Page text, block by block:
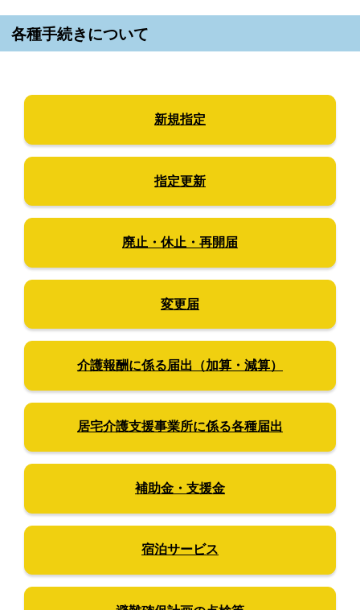
各種手続きについて
新規指定
指定更新
廃止・休止・再開届
変更届
介護報酬に係る届出（加算・減算）
居宅介護支援事業所に係る各種届出
補助金・支援金
宿泊サービス